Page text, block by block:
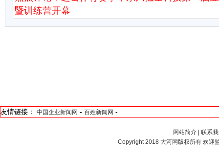
暨训练营开幕
友情链接： 中国企业新闻网 - 百姓新闻网 -
网站简介
联系
Copyright 2018 大河网 版权所有 欢迎